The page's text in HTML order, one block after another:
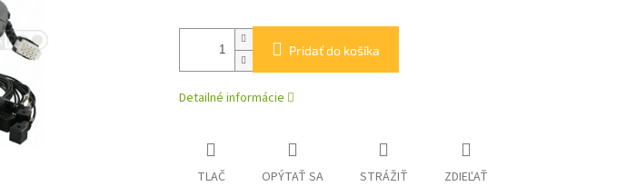
Pridať do košíka
Detailné informácie
TLAČ OPÝTAŤ SA STRÁŽIŤ ZDIEĽAŤ